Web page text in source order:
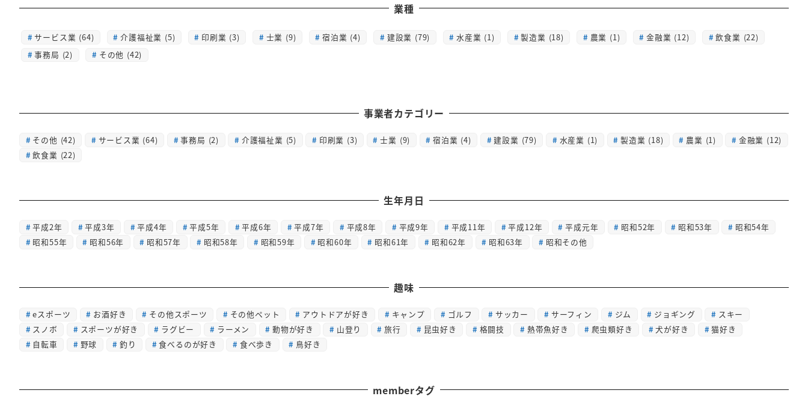
業種
サービス業 (64) 介護福祉業 (5) 印刷業 (3) 士業 (9) 宿泊業 (4) 建設業 (79) 水産業 (1) 製造業 (18) 農業 (1) 金融業 (12)
飲食業 (22)
事務局 (2)
その他 (42)
事業者カテゴリー
その他 (42) サービス業 (64) 事務局 (2) 介護福祉業 (5) 印刷業 (3) 士業 (9) 宿泊業 (4) 建設業 (79) 水産業 (1) 製造業 (18) 農業 (1) 金融業 (12)
飲食業 (22)
生年月日
平成2年 平成3年 平成4年 平成5年 平成6年 平成7年 平成8年 平成9年 平成11年 平成12年 平成元年 昭和52年 昭和53年
昭和54年
昭和55年
昭和56年 昭和57年 昭和58年 昭和59年 昭和60年 昭和61年 昭和62年 昭和63年 昭和その他
趣味
eスポーツ お酒好き その他スポーツ その他ペット アウトドアが好き キャンプ ゴルフ サッカー サーフィン ジム ジョギング
スキー
スノボ
スポーツが好き ラグビー ラーメン 動物が好き 山登り 旅行 昆虫好き 格闘技 熱帯魚好き 爬虫類好き 犬が好き
猫好き
自転車
野球 釣り 食べるのが好き 食べ歩き 鳥好き
memberタグ